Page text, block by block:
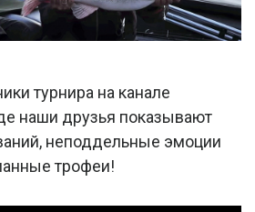
турнира на канале
наши друзья показывают
неподдельные эмоции
трофеи!